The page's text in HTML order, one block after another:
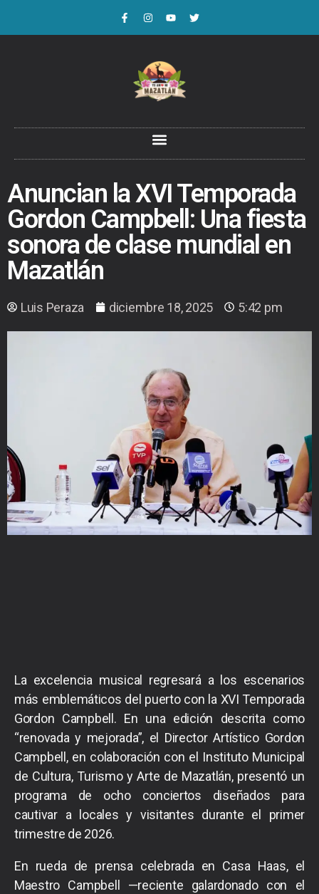
Anuncian la XVI Temporada
Gordon Campbell: Una fiesta
sonora de clase mundial en
Mazatlán
Luis Peraza diciembre 18, 2025 5:42 pm
La excelencia musical regresará a los escenarios
más emblemáticos del puerto con la XVI Temporada
Gordon Campbell. En una edición descrita como
“renovada y mejorada”, el Director Artístico Gordon
Campbell, en colaboración con el Instituto Municipal
de Cultura, Turismo y Arte de Mazatlán, presentó un
programa de ocho conciertos diseñados para
cautivar a locales y visitantes durante el primer
trimestre de 2026.
En rueda de prensa celebrada en Casa Haas, el
Maestro Campbell —reciente galardonado con el